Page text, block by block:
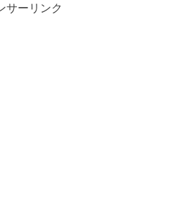
サーリンク